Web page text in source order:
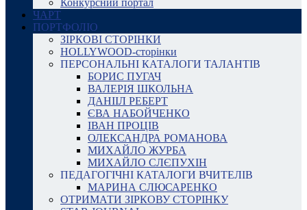
Конкурсний портал
ЧАРТ
ПОРТФОЛІО
ЗІРКОВІ СТОРІНКИ
HOLLYWOOD-сторінки
ПЕРСОНАЛЬНІ КАТАЛОГИ ТАЛАНТІВ
БОРИС ПУГАЧ
ВАЛЕРІЯ ШКОЛЬНА
ДАНІІЛ РЕБЕРТ
ЄВА НАБОЙЧЕНКО
ІВАН ПРОЦІВ
ОЛЕКСАНДРА РОМАНОВА
МИХАЙЛО ЖУРБА
МИХАЙЛО СЛЄПУХІН
ПЕДАГОГІЧНІ КАТАЛОГИ ВЧИТЕЛІВ
МАРИНА СЛЮСАРЕНКО
ОТРИМАТИ ЗІРКОВУ СТОРІНКУ